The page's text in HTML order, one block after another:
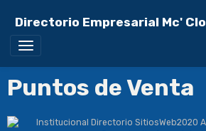
Directorio Empresarial Mc'
Puntos de Venta